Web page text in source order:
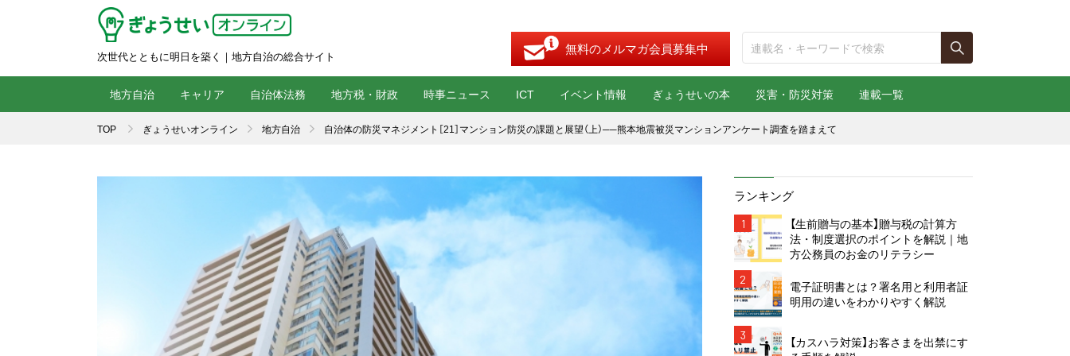
次世代とともに明日を築く｜地方自治の総合サイト 無料のメルマガ会員募集中
地方自治 キャリア 自治体法務 地方税・財政 時事ニュース ICT イベント情報 ぎょうせいの本 災害・防災対策 連載一覧
TOP ぎょうせいオンライン 地方自治 自治体の防災マネジメント［21］マンション防災の課題と展望（上）──熊本地震被災マンションアンケート調査を踏まえて
ランキング
1
【生前贈与の基本】贈与税の計算方
法・制度選択のポイントを解説｜地
方公務員のお金のリテラシー
2
電子証明書とは？署名用と利用者証
明用の違いをわかりやすく解説
3
【カスハラ対策】お客さまを出禁にす